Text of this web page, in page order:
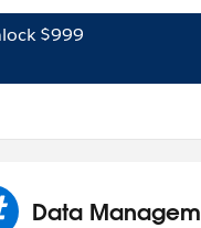
$999
Data